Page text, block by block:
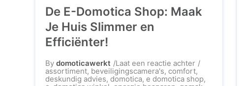
domotica is Eltako. Met innovatieve
producten en oplossingen biedt Eltako een
breed scala aan mogelijkheden om uw huis
slimmer te maken. Wat is ...
De E-Domotica Shop: Maak
Je Huis Slimmer en
Efficiënter!
By domoticawerkt Laat een reactie achterop
De
E-
assortiment, beveiligingscamera's, comfort,
deskundig advies, domotica, e domotica shop,